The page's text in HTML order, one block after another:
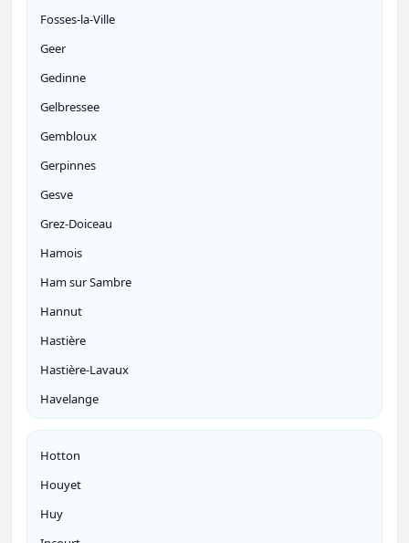
Fosses-la-Ville
Geer
Gedinne
Gelbressee
Gembloux
Gerpinnes
Gesve
Grez-Doiceau
Hamois
Ham sur Sambre
Hannut
Hastière
Hastière-Lavaux
Havelange
Hotton
Houyet
Huy